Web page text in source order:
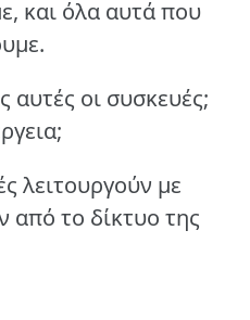
και όλα αυτά που
οι συσκευές;
λειτουργούν με
από το δίκτυο της